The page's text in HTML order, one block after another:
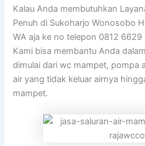
Kalau Anda membutuhkan
Penuh di Sukoharjo Wonosobo
WA aja ke no telepon 0812
Kami bisa membantu Anda
dimulai dari wc mampet, pompa
air yang tidak keluar airnya
mampet.